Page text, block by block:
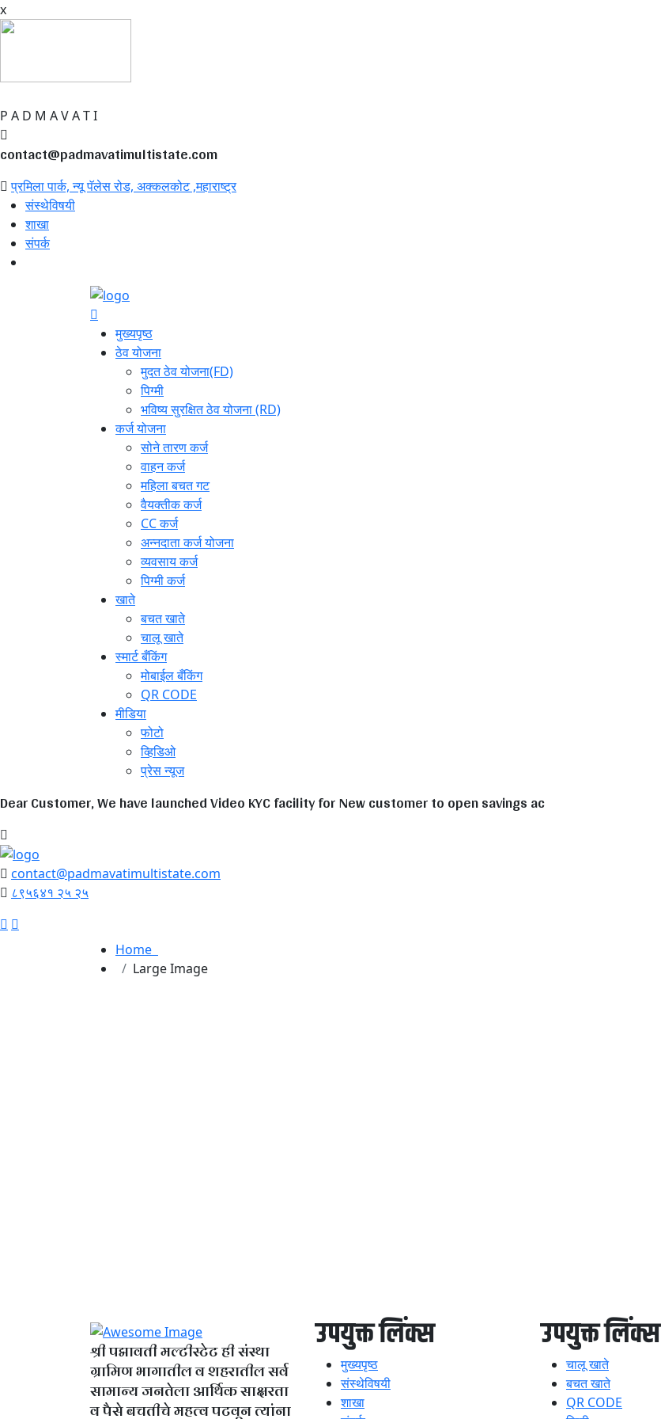
x
P A D M AVATI
contact@padmavatimultistate.com
प्रमिला पार्क, न्यू पॅलेस रोड, अक्कलकोट ,महाराष्ट्र
संस्थेविषयी
शाखा
संपर्क
मुख्यपृष्ठ
ठेव योजना
मुदत ठेव योजना(FD)
पिग्मी
भविष्य सुरक्षित ठेव योजना (RD)
कर्ज योजना
सोने तारण कर्ज
वाहन कर्ज
महिला बचत गट
वैयक्तीक कर्ज
CC कर्ज
अन्नदाता कर्ज योजना
व्यवसाय कर्ज
पिग्मी कर्ज
खाते
बचत खाते
चालू खाते
स्मार्ट बँकिंग
मोबाईल बँकिंग
QR CODE
मीडिया
फोटो
व्हिडिओ
प्रेस न्यूज
Dear Customer, We have launched Video KYC facility for New customer to open savings ac
contact@padmavatimultistate.com
८९५६४१ २५ २५
Home
Large Image
श्री पद्मावती मल्टीस्टेट ही संस्था
ग्रामिण भागातील व शहरातील सर्व
सामान्य जनतेला आर्थिक साक्षरता
व पैसे बचतीचे महत्व पटवून त्यांना
उपयुक्त लिंक्स
मुख्यपृष्ठ
संस्थेविषयी
शाखा
उपयुक्त लिंक्स
चालू खाते
बचत खाते
QR CODE